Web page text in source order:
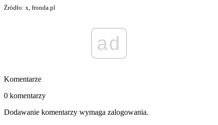
Źródło: x, fronda.pl
ad
Komentarze
0 komentarzy
Dodawanie komentarzy wymaga zalogowania.